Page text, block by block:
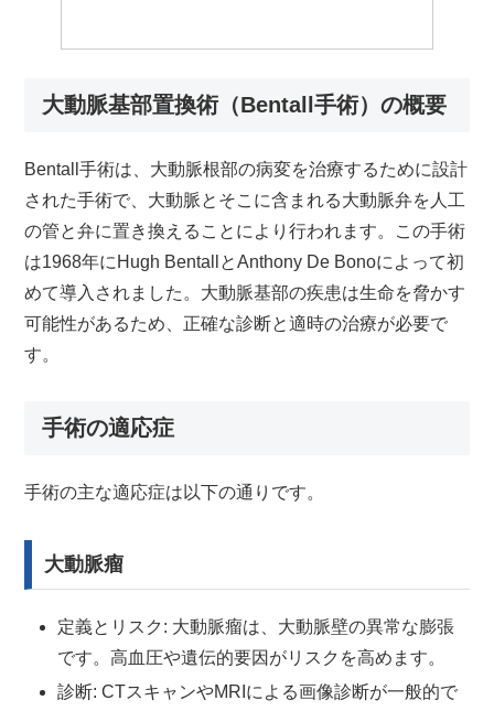
大動脈基部置換術（Bentall手術）の概要
Bentall手術は、大動脈根部の病変を治療するために設計
された手術で、大動脈とそこに含まれる大動脈弁を人工
の管と弁に置き換えることにより行われます。この手術
は1968年にHugh BentallとAnthony De Bonoによって初
めて導入されました。大動脈基部の疾患は生命を脅かす
可能性があるため、正確な診断と適時の治療が必要で
す。
手術の適応症
手術の主な適応症は以下の通りです。
大動脈瘤
定義とリスク: 大動脈瘤は、大動脈壁の異常な膨張
です。高血圧や遺伝的要因がリスクを高めます。
診断: CTスキャンやMRIによる画像診断が一般的で